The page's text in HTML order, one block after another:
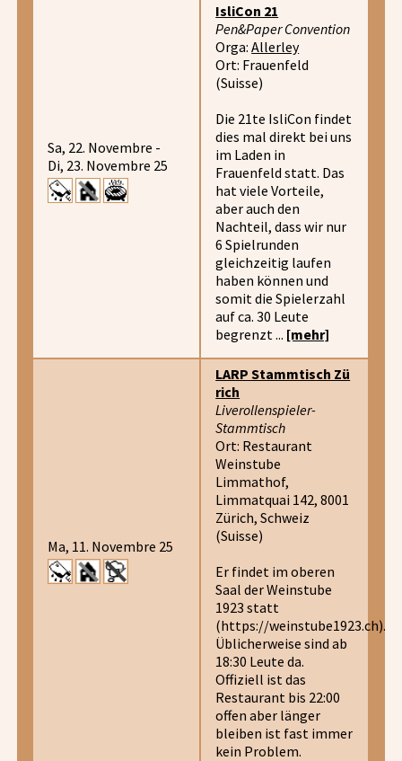
Sa, 22. Novembre -
Di, 23. Novembre 25
IsliCon 21
Pen&Paper Convention
Orga:Allerley
Ort: Frauenfeld
(Suisse)
Die 21te IsliCon findet
dies mal direkt bei uns
im Laden in
Frauenfeld statt. Das
hat viele Vorteile,
aber auch den
Nachteil, dass wir nur
6 Spielrunden
gleichzeitig laufen
haben können und
somit die Spielerzahl
auf ca. 30 Leute
begrenzt ... [mehr]
Ma, 11. Novembre 25
LARP Stammtisch Zü
rich
Liverollenspieler-
Stammtisch
Ort: Restaurant
Weinstube
Limmathof,
Limmatquai 142, 8001
Zürich, Schweiz
(Suisse)
Er findet im oberen
Saal der Weinstube
1923 statt
(https://weinstube1923.ch).
Üblicherweise sind ab
18:30 Leute da.
Offiziell ist das
Restaurant bis 22:00
offen aber länger
bleiben ist fast immer
kein Problem.